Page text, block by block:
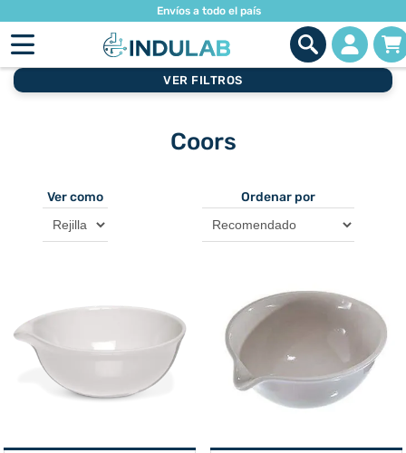
Envíos a todo el país
VER FILTROS
Coors
Ver como Ordenar por